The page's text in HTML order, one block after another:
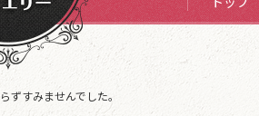
ずすみませんでした。